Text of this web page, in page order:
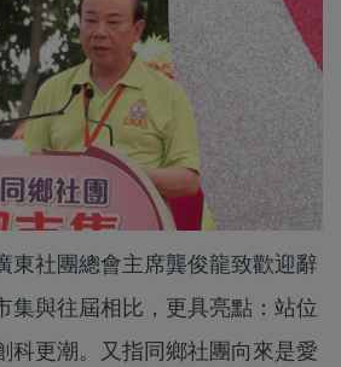
東社團總會主席龔俊龍致歡迎辭
集與往屆相比，更具亮點：站位
科更潮。又指同鄉社團向來是愛